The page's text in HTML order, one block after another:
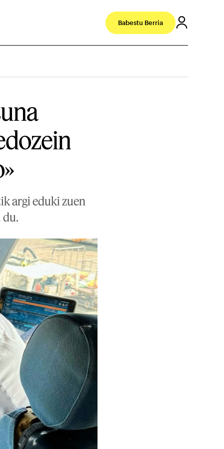
Babestu Berria
argi eduki zuen
du.